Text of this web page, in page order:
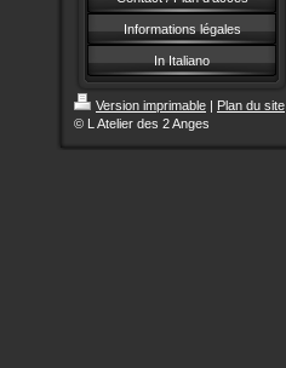
Informations légales
In Italiano
Version imprimable | Plan du site
© L Atelier des 2 Anges